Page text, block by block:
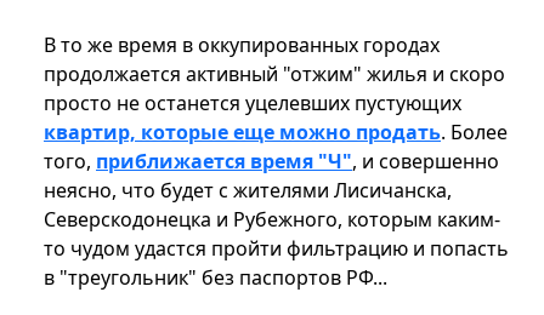
В то же время в оккупированных городах
продолжается активный "отжим" жилья и скоро
просто не останется уцелевших пустующих
квартир, которые еще можно продать. Более
того, приближается время "Ч", и совершенно
неясно, что будет с жителями Лисичанска,
Северскодонецка и Рубежного, которым каким-
то чудом удастся пройти фильтрацию и попасть
в "треугольник" без паспортов РФ...